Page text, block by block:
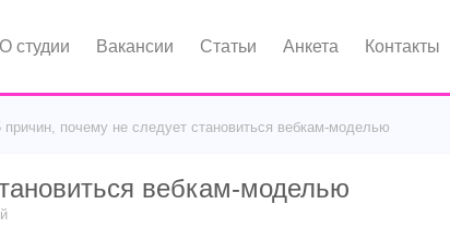
О студии Вакансии Статьи Анкета Контакты
причин, почему не следует становиться вебкам-моделью
вебкам-моделью